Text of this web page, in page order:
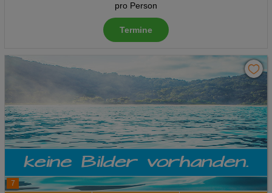
Erweiterte Einstellungen
pro Person
Termine
7